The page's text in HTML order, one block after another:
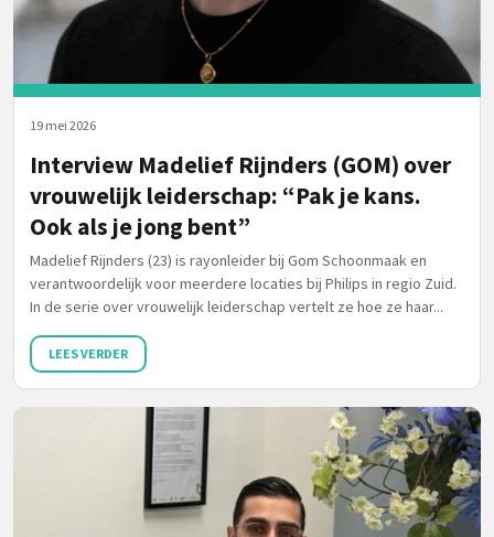
19 mei 2026
Interview Madelief Rijnders (GOM) over
vrouwelijk leiderschap: “Pak je kans.
Ook als je jong bent”
Madelief Rijnders (23) is rayonleider bij Gom Schoonmaak en
verantwoordelijk voor meerdere locaties bij Philips in regio Zuid.
In de serie over vrouwelijk leiderschap vertelt ze hoe ze haar...
LEES VERDER